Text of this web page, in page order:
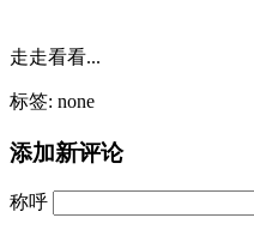
走走看看...
标签: none
添加新评论
称呼